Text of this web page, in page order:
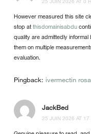
However measured this site
stop atthisdomainisabdu
quality are admittedly
them on multiple
evaluation.
Pingback: ivermectin
JackBed
25 JUIN 2026 AT 17